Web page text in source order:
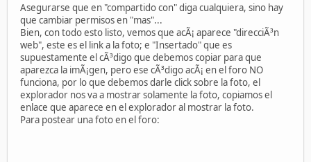
Asegurarse que en "compartido con" diga cualquiera, sino hay
que cambiar permisos en "mas"...
Bien, con todo esto listo, vemos que acÃ¡ aparece "direcciÃ³n
web", este es el link a la foto; e "Insertado" que es
supuestamente el cÃ³digo que debemos copiar para que
aparezca la imÃ¡gen, pero ese cÃ³digo acÃ¡ en el foro NO
funciona, por lo que debemos darle click sobre la foto, el
explorador nos va a mostrar solamente la foto, copiamos el
enlace que aparece en el explorador al mostrar la foto.
Para postear una foto en el foro: